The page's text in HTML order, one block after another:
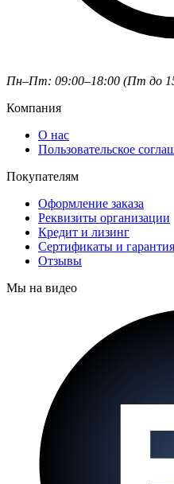
Пн–Пт: 09:00–18:00 (Пт до
Компания
О нас
Пользовательское
Покупателям
Оформление заказа
Реквизиты организации
Кредит и лизинг
Сертификаты и гарантия
Отзывы
Мы на видео